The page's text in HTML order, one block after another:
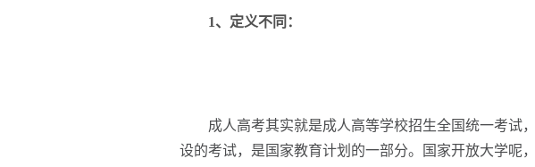
1、定义不同：
成人高考其实就是成人高等学校招生全国统一考试
设的考试，是国家教育计划的一部分。国家开放大学呢